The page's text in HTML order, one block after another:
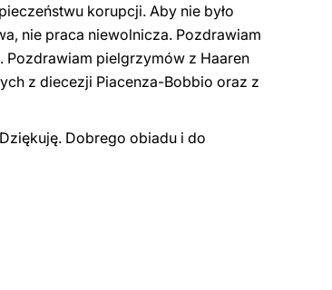
korupcji. Aby nie było
nie praca niewolnicza. Pozdrawiam
Pozdrawiam pielgrzymów z Haaren
z diecezji Piacenza-Bobbio oraz z
Dobrego obiadu i do